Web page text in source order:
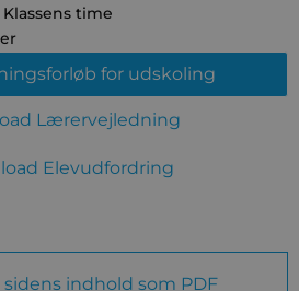
Klassens time
for udskoling
Lærervejledning
Elevudfordring
indhold som PDF